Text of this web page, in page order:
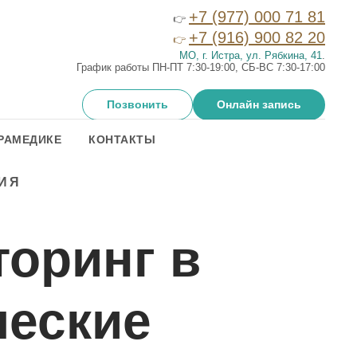
👉 +7 (977) 000 71 81
👉 +7 (916) 900 82 20
МО, г. Истра, ул. Рябкина, 41.
График работы ПН-ПТ 7:30-19:00, СБ-ВС 7:30-17:00
Позвонить Онлайн запись
КОНТАКТЫ
в